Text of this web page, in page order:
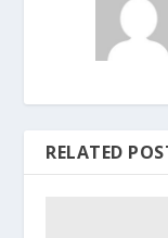
RELATED